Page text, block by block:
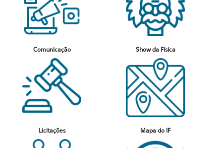
Comunicação
Licitações
Show da Física
Mapa do IF